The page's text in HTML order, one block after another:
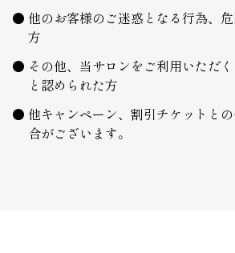
他のお客様のご迷惑となる行為、
方
その他、当サロンをご利用いただ
と認められた方
他キャンペーン、割引チケットと
合がございます。